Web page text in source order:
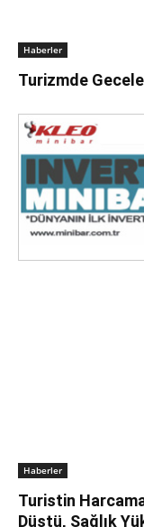
Haberler
Turizmde
Haberler
Turistin
Düştü, Sağlık